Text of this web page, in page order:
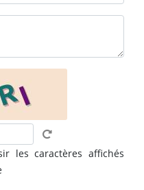
les caractères affichés